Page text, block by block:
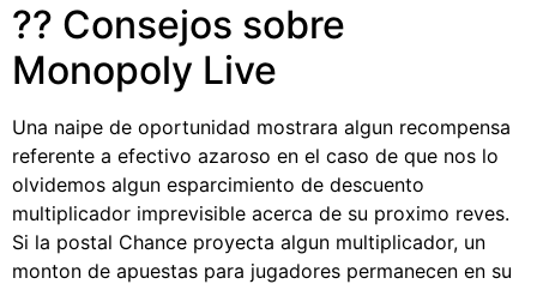
?? Consejos sobre
Monopoly Live
Una naipe de oportunidad mostrara algun recompensa
referente a efectivo azaroso en el caso de que nos lo
olvidemos algun esparcimiento de descuento
multiplicador imprevisible acerca de su proximo reves.
Si la postal Chance proyecta algun multiplicador, un
monton de apuestas para jugadores permanecen en su